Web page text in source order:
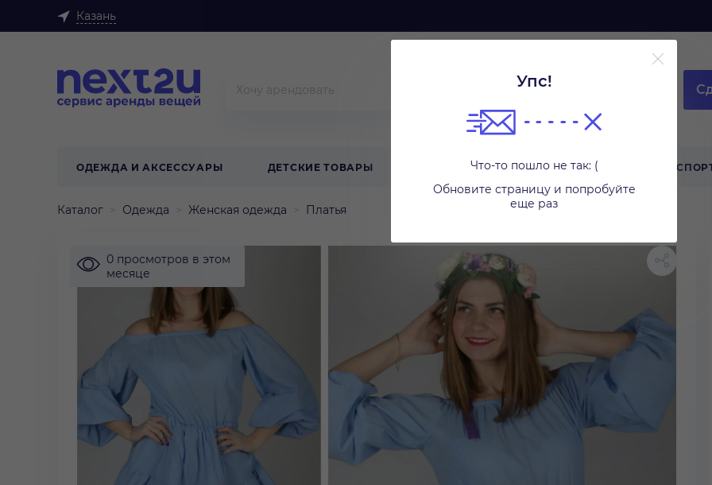
Казань
ОДЕЖДА И АКСЕССУАРЫ ДЕТСКИЕ ТОВАРЫ ТЕХНИКА ДЛЯ ДОМА ТУРИЗМ
Упс!
Что-то пошло не так: (
Обновите страницу и попробуйте
еще раз
Каталог Одежда Женская одежда Платья
0 просмотров в этом
месяце